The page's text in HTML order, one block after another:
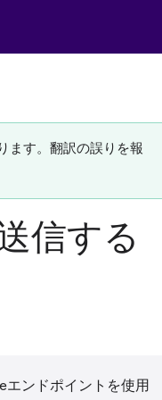
ます。翻訳の誤りを報
信する
ンドポイントを使用